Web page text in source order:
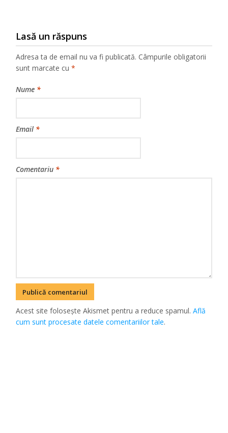
Lasă un răspuns
Adresa ta de email nu va fi publicată. Câmpurile obligatorii
sunt marcate cu*
Nume *
Email *
Comentariu *
Acest site folosește Akismet pentru a reduce spamul.Află
cum sunt procesate datele comentariilor tale.